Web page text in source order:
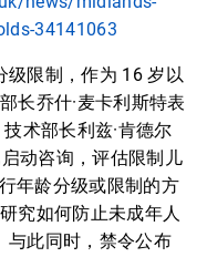
34141063
级限制，作为 16 岁以
长乔什·麦卡利斯特表
术部长利兹·肯德尔
动咨询，评估限制儿
年龄分级或限制的方
究如何防止未成年人
与此同时，禁令公布